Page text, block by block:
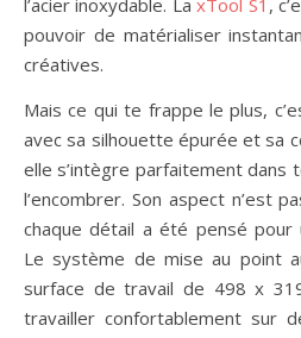
pouvoir de matérialiser
créatives.
Mais ce qui te frappe le plus,
avec sa silhouette épurée et sa
elle s’intègre parfaitement dans
l’encombrer. Son aspect n’est
chaque détail a été pensé pour
Le système de mise au point
surface de travail de 498 x
travailler confortablement sur